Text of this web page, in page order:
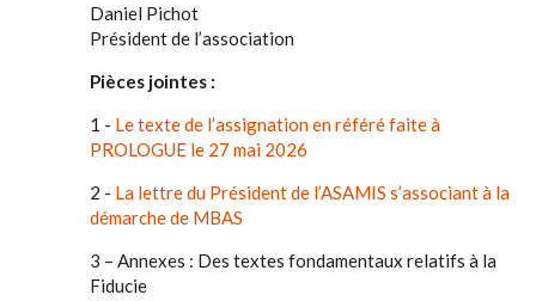
Daniel Pichot
Président de l’association
Pièces jointes :
1 - Le texte de l’assignation en référé faite à
PROLOGUE le 27 mai 2026
2 - La lettre du Président de l’ASAMIS s’associant à la
démarche de MBAS
3 – Annexes : Des textes fondamentaux relatifs à la
Fiducie